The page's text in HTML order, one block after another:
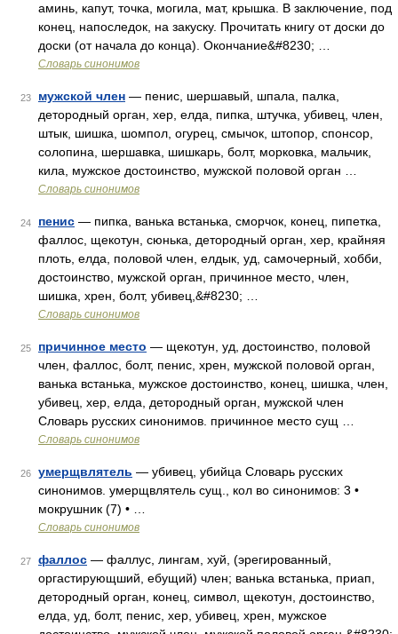
аминь, капут, точка, могила, мат, крышка. В заключение, под
конец, напоследок, на закуску. Прочитать книгу от доски до
доски (от начала до конца). Окончание&#8230; …
Словарь синонимов
23 мужской член — пенис, шершавый, шпала, палка,
детородный орган, хер, елда, пипка, штучка, убивец, член,
штык, шишка, шомпол, огурец, смычок, штопор, спонсор,
солопина, шершавка, шишкарь, болт, морковка, мальчик,
кила, мужское достоинство, мужской половой орган …
Словарь синонимов
24 пенис — пипка, ванька встанька, сморчок, конец, пипетка,
фаллос, щекотун, сюнька, детородный орган, хер, крайняя
плоть, елда, половой член, елдык, уд, самочерный, хобби,
достоинство, мужской орган, причинное место, член,
шишка, хрен, болт, убивец,&#8230; …
Словарь синонимов
25 причинное место — щекотун, уд, достоинство, половой
член, фаллос, болт, пенис, хрен, мужской половой орган,
ванька встанька, мужское достоинство, конец, шишка, член,
убивец, хер, елда, детородный орган, мужской член
Словарь русских синонимов. причинное место сущ …
Словарь синонимов
26 умерщвлятель — убивец, убийца Словарь русских
синонимов. умерщвлятель сущ., кол во синонимов: 3 •
мокрушник (7) • …
Словарь синонимов
27 фаллос — фаллус, лингам, хуй, (эрегированный,
оргастирующший, ебущий) член; ванька встанька, приап,
детородный орган, конец, символ, щекотун, достоинство,
елда, уд, болт, пенис, хер, убивец, хрен, мужское